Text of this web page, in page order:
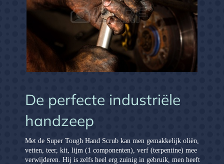
Andere producten
De perfecte industriële
handzeep
Met de Super Tough Hand Scrub kan men gemakkelijk oliën,
vetten, teer, kit, lijm (1 componenten), verf (terpentine) mee
verwijderen. Hij is zelfs heel erg zuinig in gebruik, men heeft